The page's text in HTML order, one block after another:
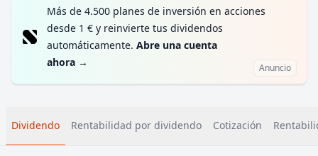
Más de 4.500 planes de inversión en acciones
desde 1 € y reinvierte tus dividendos
automáticamente. Abre una cuenta
ahora → Anuncio
Dividendo Rentabilidad por dividendo Cotización